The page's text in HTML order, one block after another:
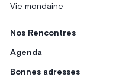
Vie mondaine
Nos Rencontres
Agenda
Bonnes adresses